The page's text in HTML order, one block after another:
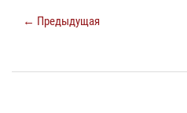
← Предыдущая